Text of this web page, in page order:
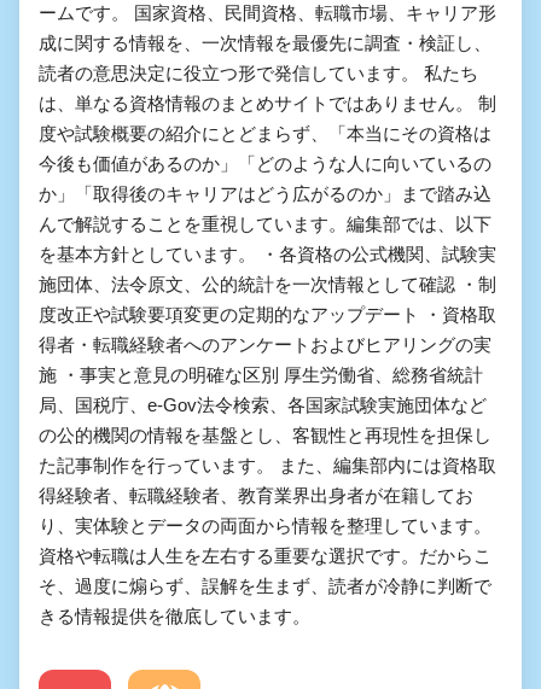
ームです。 国家資格、民間資格、転職市場、キャリア形
成に関する情報を、一次情報を最優先に調査・検証し、
読者の意思決定に役立つ形で発信しています。 私たち
は、単なる資格情報のまとめサイトではありません。 制
度や試験概要の紹介にとどまらず、「本当にその資格は
今後も価値があるのか」「どのような人に向いているの
か」「取得後のキャリアはどう広がるのか」まで踏み込
んで解説することを重視しています。編集部では、以下
を基本方針としています。 ・各資格の公式機関、試験実
施団体、法令原文、公的統計を一次情報として確認 ・制
度改正や試験要項変更の定期的なアップデート ・資格取
得者・転職経験者へのアンケートおよびヒアリングの実
施 ・事実と意見の明確な区別 厚生労働省、総務省統計
局、国税庁、e-Gov法令検索、各国家試験実施団体など
の公的機関の情報を基盤とし、客観性と再現性を担保し
た記事制作を行っています。 また、編集部内には資格取
得経験者、転職経験者、教育業界出身者が在籍してお
り、実体験とデータの両面から情報を整理しています。
資格や転職は人生を左右する重要な選択です。だからこ
そ、過度に煽らず、誤解を生まず、読者が冷静に判断で
きる情報提供を徹底しています。